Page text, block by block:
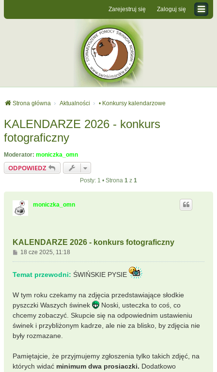
Zaloguj się
Zarejestruj się
Strona główna Aktualności • Konkursy kalendarzowe
KALENDARZE 2026 - konkurs
fotograficzny
Moderator: moniczka_omn
ODPOWIEDZ
Posty: 1 • Strona 1 z 1
moniczka_omn
KALENDARZE 2026 - konkurs fotograficzny
P
o
t
18 cze 2025, 11:18
Temat przewodni: ŚWIŃSKIE PYSIE
W tym roku czekamy na zdjęcia przedstawiające słodkie
pyszczki Waszych świnek
Noski, usteczka to coś, co
chcemy zobaczyć. Skupcie się na odpowiednim ustawieniu
świnek i przybliżonym kadrze, ale nie za blisko, by zdjęcia nie
były rozmazane.
Pamiętajcie, że przyjmujemy zgłoszenia tylko takich zdjęć, na
których widać minimum dwa prosiaczki. Dodatkowo